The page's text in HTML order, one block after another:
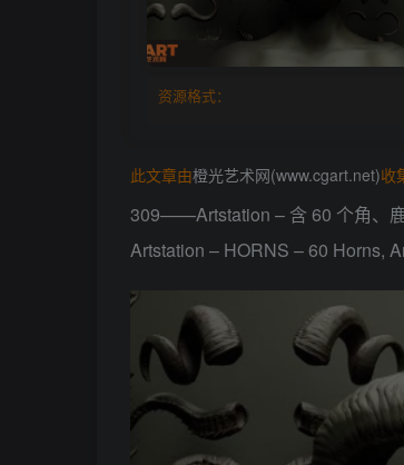
资源格式：
此文章由橙光艺术网(www.cgart.net)收
309——Artstation – 含 60 个角、
Artstation – HORNS – 60 Horns,